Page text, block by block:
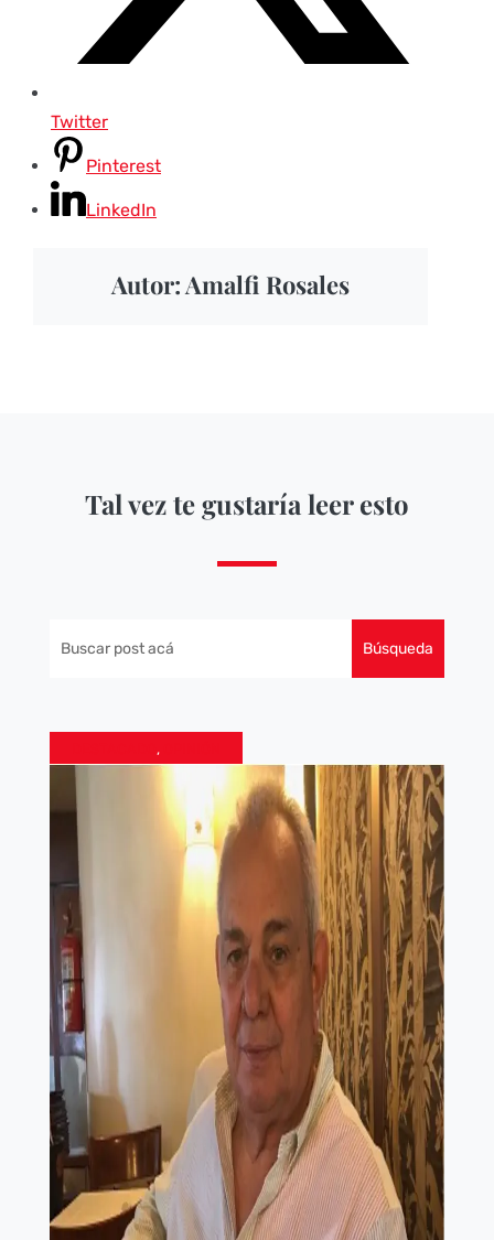
Twitter
Pinterest
LinkedIn
Autor: Amalfi Rosales
Tal vez te gustaría leer esto
,